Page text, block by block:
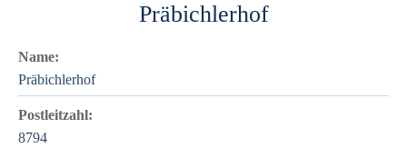
Präbichlerhof
Name:
Präbichlerhof
Postleitzahl:
8794